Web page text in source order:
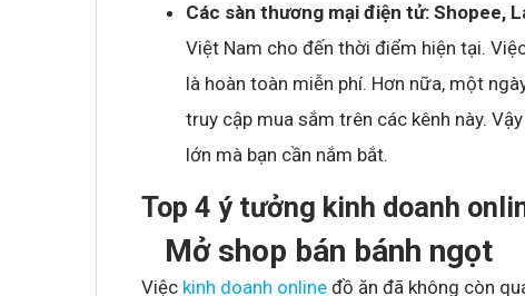
Các sàn thương mại điện tử: Shopee,
Việt Nam cho đến thời điểm hiện tại.
là hoàn toàn miễn phí. Hơn nữa, một
truy cập mua sắm trên các kênh này.
lớn mà bạn cần nắm bắt.
Top 4 ý tưởng kinh doanh
Mở shop bán bánh ngọt
Việc kinh doanh online đồ ăn đã không còn